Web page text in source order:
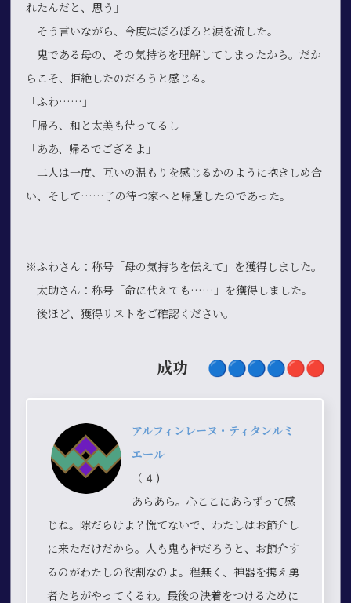
れたんだと、思う」
そう言いながら、今度はぽろぽろと涙を流した。
鬼である母の、その気持ちを理解してしまったから。だか
らこそ、拒絶したのだろうと感じる。
「ふわ……」
「帰ろ、和と太美も待ってるし」
「ああ、帰るでござるよ」
二人は一度、互いの温もりを感じるかのように抱きしめ合
い、そして……子の待つ家へと帰還したのであった。
※ふわさん：称号「母の気持ちを伝えて」を獲得しました。
太助さん：称号「命に代えても……」を獲得しました。
後ほど、獲得リストをご確認ください。
成功 🔵​🔵​🔵​🔵​🔴​🔴​
アルフィンレーヌ・ティタンルミ
エール
（4)
あらあら。心ここにあらずって感
じね。隙だらけよ？慌てないで、わたしはお節介し
に来ただけだから。人も鬼も神だろうと、お節介す
るのがわたしの役割なのよ。程無く、神器を携え勇
者たちがやってくるわ。最後の決着をつけるために